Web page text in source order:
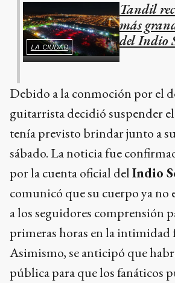
LA CIUDAD
Tandil
más
del Indio
Debido a la conmoción por el
guitarrista decidió suspender
tenía previsto brindar junto a
sábado. La noticia fue
por la cuenta oficial delIndio
comunicó que su cuerpo ya no
a los seguidores comprensión
primeras horas en la intimidad
Asimismo, se anticipó que
pública para que los fanáticos